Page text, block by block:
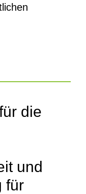
die
und
für